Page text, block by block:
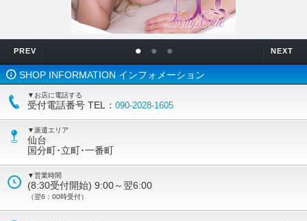
PREV • • • NEXT
SHOP INFORMATION インフォメーション
▼お店に電話する
受付電話番号 TEL： 090-2028-1605
▼派遣エリア
仙台
国分町･立町･一番町
▼営業時間
(8:30受付開始) 9:00～翌6:00
（翌6：00時受付）